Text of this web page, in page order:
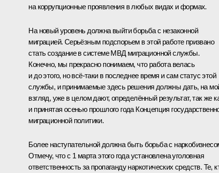
на коррупционные проявления в любых видах и формах.
На новый уровень должна выйти борьба с незаконной
миграцией. Серьёзным подспорьем в этой работе призвано
стать создание в системе МВД миграционной службы.
Конечно, мы прекрасно понимаем, что работа велась
и до этого, но всё-таки в последнее время и сам статус этой
службы, и принимаемые здесь решения должны дать, на
взгляд, уже в целом дают, определённый результат, так же
и принятая осенью прошлого года Концепция
миграционной политики.
Более наступательной должна быть борьба с
Отмечу, что с 1 марта этого года установлена уголовная
ответственность за пропаганду наркотических средств. Те,